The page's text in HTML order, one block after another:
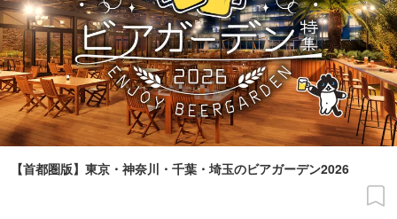
【首都圏版】東京・神奈川・千葉・埼玉のビアガーデン2026